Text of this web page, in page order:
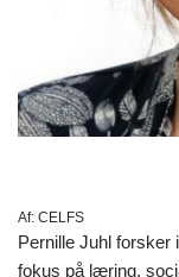
Af: CELFS
Pernille Juhl
fokus på læring,